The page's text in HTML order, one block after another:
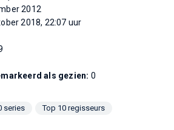
2012
2018, 22:07 uur
als gezien: 0
series
Top 10 regisseurs